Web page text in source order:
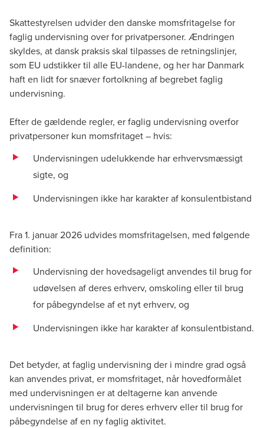
Skattestyrelsen udvider den danske momsfritagelse for
faglig undervisning over for privatpersoner. Ændringen
skyldes, at dansk praksis skal tilpasses de retningslinjer,
som EU udstikker til alle EU-landene, og her har Danmark
haft en lidt for snæver fortolkning af begrebet faglig
undervisning.
Efter de gældende regler, er faglig undervisning overfor
privatpersoner kun momsfritaget – hvis:
Undervisningen udelukkende har erhvervsmæssigt
sigte, og
Undervisningen ikke har karakter af konsulentbistand
Fra 1. januar 2026 udvides momsfritagelsen, med følgende
definition:
Undervisning der hovedsageligt anvendes til brug for
udøvelsen af deres erhverv, omskoling eller til brug
for påbegyndelse af et nyt erhverv, og
Undervisningen ikke har karakter af konsulentbistand.
Det betyder, at faglig undervisning der i mindre grad også
kan anvendes privat, er momsfritaget, når hovedformålet
med undervisningen er at deltagerne kan anvende
undervisningen til brug for deres erhverv eller til brug for
påbegyndelse af en ny faglig aktivitet.